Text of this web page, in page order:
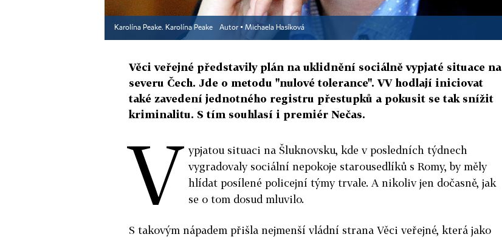
Karolína Peake. Karolína Peake Autor ▪ Michaela Hasíková
Věci veřejné představily plán na uklidnění sociálně vypjaté situace na
severu Čech. Jde o metodu "nulové tolerance". VV hodlají iniciovat
také zavedení jednotného registru přestupků a pokusit se tak snížit
kriminalitu. S tím souhlasí i premiér Nečas.
V ypjatou situaci na Šluknovsku, kde v posledních týdnech
vygradovaly sociální nepokoje starousedlíků s Romy, by měly
hlídat posílené policejní týmy trvale. A nikoliv jen dočasně, jak
se o tom dosud mluvilo.
S takovým nápadem přišla nejmenší vládní strana Věci veřejné, která jako